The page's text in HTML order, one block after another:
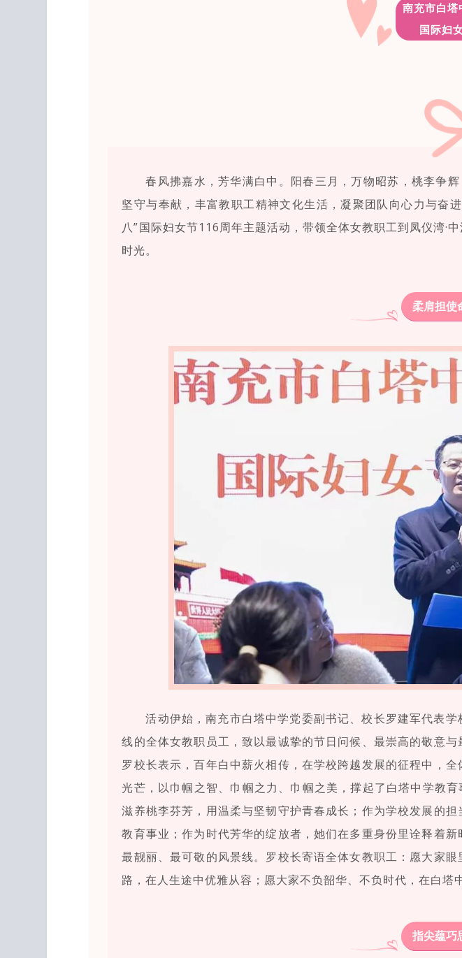
南充市白塔
国际妇
春风拂嘉水，芳华满白中。阳春三月，万物昭苏，桃李争
坚守与奉献，丰富教职工精神文化生活，凝聚团队向心力与奋
八”国际妇女节116周年主题活动，带领全体女教职工到凤仪湾·
时光。
柔肩担使
活动伊始，南充市白塔中学党委副书记、校长罗建军代表
线的全体女教职员工，致以最诚挚的节日问候、最崇高的敬意
罗校长表示，百年白中薪火相传，在学校跨越发展的征程中，
光芒，以巾帼之智、巾帼之力、巾帼之美，撑起了白塔中学教
滋养桃李芬芳，用温柔与坚韧守护青春成长；作为学校发展的
教育事业；作为时代芳华的绽放者，她们在多重身份里诠释着
最靓丽、最可敬的风景线。罗校长寄语全体女教职工：愿大家
路，在人生途中优雅从容；愿大家不负韶华、不负时代，在白塔
指尖蕴巧